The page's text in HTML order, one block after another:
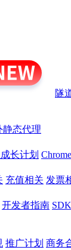
隧
静态代理
长计划
充值相关 发票
开发者指南
推广计划 商务